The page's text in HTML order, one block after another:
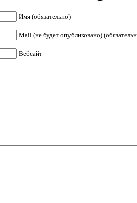
Имя (обязательно)
Mail (не будет опубликовано)
Вебсайт